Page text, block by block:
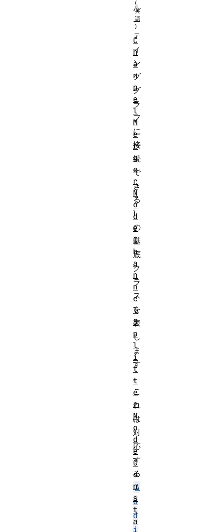
ル
ー
テ
ィ
ン
グ
グ
ラ
フ
に
接
続
で
き
る
)
の
基
底
ク
ラ
ス
を
表
し
ま
す
。
こ
れ
は
対
応
す
る
A
u
d
C
h
a
n
n
e
l
M
e
r
g
e
r
N
o
d
e
C
h
a
n
n
e
l
S
p
l
i
t
t
e
r
N
o
d
e
C
o
n
s
t
a